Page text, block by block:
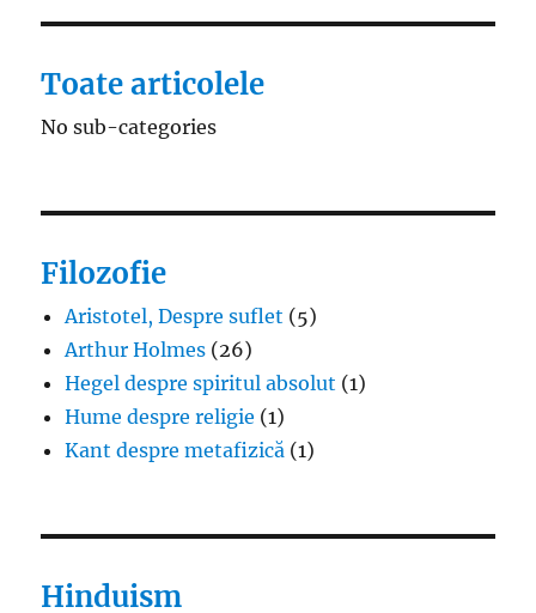
Toate articolele
No sub-categories
Filozofie
Aristotel, Despre suflet (5)
Arthur Holmes (26)
Hegel despre spiritul absolut (1)
Hume despre religie (1)
Kant despre metafizică (1)
Hinduism